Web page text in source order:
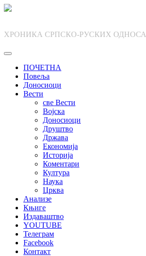
Skip
ХРОНИКА СРПСКО-РУСКИХ ОДНОСА
ПОЧЕТНА
Повеља
Доносиоци
Вести
све Вести
Војска
Доносиоци
Друштво
Држава
Економија
Историја
Коментари
Култура
Наука
Црква
Анализе
Књиге
Издаваштво
YOUTUBE
Телеграм
Facebook
Контакт